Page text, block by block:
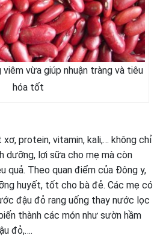
vừa giúp nhuận tràng và tiêu
hóa tốt
protein, vitamin, kali,… không chỉ
dưỡng, lợi sữa cho mẹ mà còn
quả. Theo quan điểm của Đông y,
huyết, tốt cho bà đẻ. Các mẹ có
đậu đỏ rang uống thay nước lọc
thành các món như sườn hầm
đỏ,….